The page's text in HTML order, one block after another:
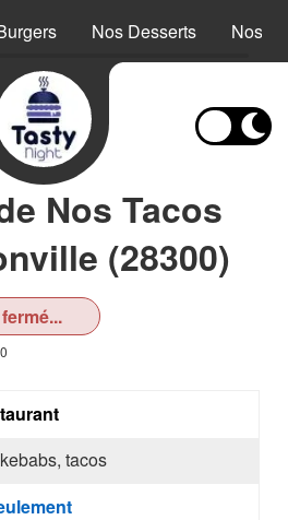
Nos Desserts Nos
Nos Tacos
(28300)
tacos